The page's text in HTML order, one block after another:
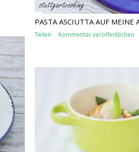
PASTA ASCIUTTA AUF MEINE
Teilen Kommentar veröffentlichen